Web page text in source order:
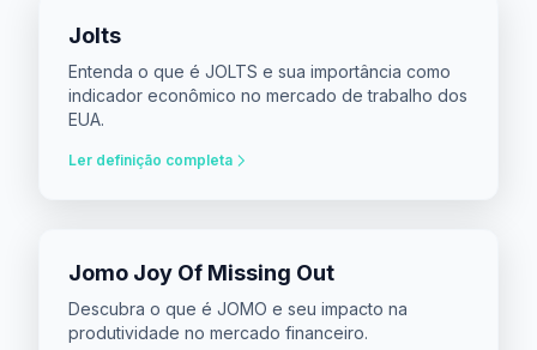
Jolts
Entenda o que é JOLTS e sua importância como
indicador econômico no mercado de trabalho dos
EUA.
Ler definição completa
Jomo Joy Of Missing Out
Descubra o que é JOMO e seu impacto na
produtividade no mercado financeiro.